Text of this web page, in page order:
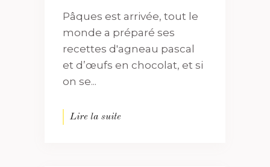
Pâques est arrivée, tout le
monde a préparé ses
recettes d'agneau pascal
et d’œufs en chocolat, et si
on se...
Lire la suite